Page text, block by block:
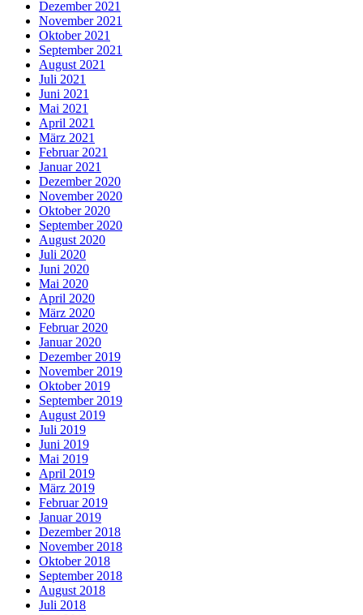
Dezember 2021
November 2021
Oktober 2021
September 2021
August 2021
Juli 2021
Juni 2021
Mai 2021
April 2021
März 2021
Februar 2021
Januar 2021
Dezember 2020
November 2020
Oktober 2020
September 2020
August 2020
Juli 2020
Juni 2020
Mai 2020
April 2020
März 2020
Februar 2020
Januar 2020
Dezember 2019
November 2019
Oktober 2019
September 2019
August 2019
Juli 2019
Juni 2019
Mai 2019
April 2019
März 2019
Februar 2019
Januar 2019
Dezember 2018
November 2018
Oktober 2018
September 2018
August 2018
Juli 2018